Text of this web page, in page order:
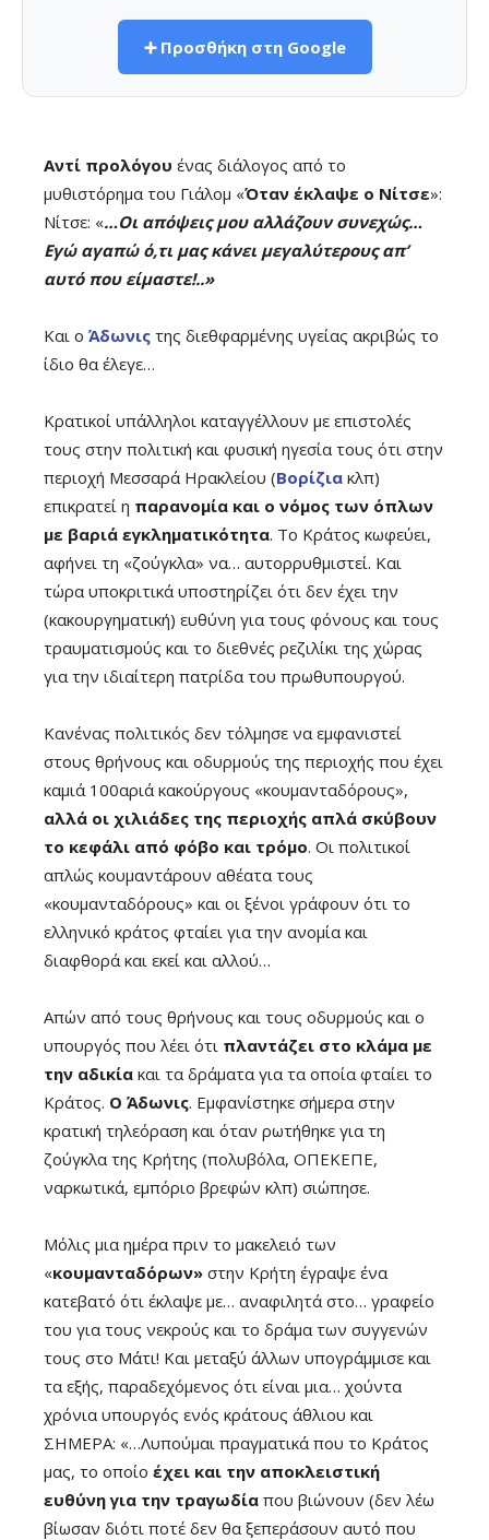
➕ Προσθήκη στη Google
Αντί προλόγου ένας διάλογος από το
μυθιστόρημα του Γιάλομ «Όταν έκλαψε ο Νίτσε»:
Νίτσε: «…Οι απόψεις μου αλλάζουν συνεχώς…
Εγώ αγαπώ ό,τι μας κάνει μεγαλύτερους απ’
αυτό που είμαστε!..»
Και ο Άδωνις της διεθφαρμένης υγείας ακριβώς το
ίδιο θα έλεγε…
Κρατικοί υπάλληλοι καταγγέλλουν με επιστολές
τους στην πολιτική και φυσική ηγεσία τους ότι στην
περιοχή Μεσσαρά Ηρακλείου (Βορίζια κλπ)
επικρατεί η παρανομία και ο νόμος των όπλων
με βαριά εγκληματικότητα. Το Κράτος κωφεύει,
αφήνει τη «ζούγκλα» να… αυτορρυθμιστεί. Και
τώρα υποκριτικά υποστηρίζει ότι δεν έχει την
(κακουργηματική) ευθύνη για τους φόνους και τους
τραυματισμούς και το διεθνές ρεζιλίκι της χώρας
για την ιδιαίτερη πατρίδα του πρωθυπουργού.
Κανένας πολιτικός δεν τόλμησε να εμφανιστεί
στους θρήνους και οδυρμούς της περιοχής που έχει
καμιά 100αριά κακούργους «κουμανταδόρους»,
αλλά οι χιλιάδες της περιοχής απλά σκύβουν
το κεφάλι από φόβο και τρόμο. Οι πολιτικοί
απλώς κουμαντάρουν αθέατα τους
«κουμανταδόρους» και οι ξένοι γράφουν ότι το
ελληνικό κράτος φταίει για την ανομία και
διαφθορά και εκεί και αλλού…
Απών από τους θρήνους και τους οδυρμούς και ο
υπουργός που λέει ότι πλαντάζει στο κλάμα με
την αδικία και τα δράματα για τα οποία φταίει το
Κράτος. Ο Άδωνις. Εμφανίστηκε σήμερα στην
κρατική τηλεόραση και όταν ρωτήθηκε για τη
ζούγκλα της Κρήτης (πολυβόλα, ΟΠΕΚΕΠΕ,
ναρκωτικά, εμπόριο βρεφών κλπ) σιώπησε.
Μόλις μια ημέρα πριν το μακελειό των
«κουμανταδόρων» στην Κρήτη έγραψε ένα
κατεβατό ότι έκλαψε με… αναφιλητά στο… γραφείο
του για τους νεκρούς και το δράμα των συγγενών
τους στο Μάτι! Και μεταξύ άλλων υπογράμμισε και
τα εξής, παραδεχόμενος ότι είναι μια… χούντα
χρόνια υπουργός ενός κράτους άθλιου και
ΣΗΜΕΡΑ: «…Λυπούμαι πραγματικά που το Κράτος
μας, το οποίο έχει και την αποκλειστική
ευθύνη για την τραγωδία που βιώνουν (δεν λέω
βίωσαν διότι ποτέ δεν θα ξεπεράσουν αυτό που